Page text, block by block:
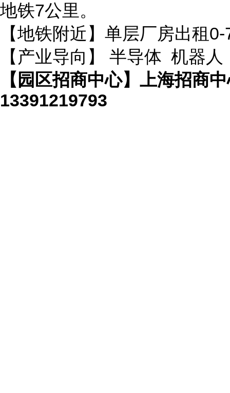
地铁7公里。
【地铁附近】单层厂房出租
【产业导向】 半导体 机器
【园区招商中心】上海招商
13391219793